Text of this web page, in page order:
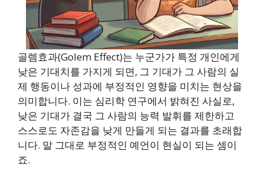
골렘효과(Golem Effect)는 누군가가 특정 개인에게
낮은 기대치를 가지게 되면, 그 기대가 그 사람의 실
제 행동이나 성과에 부정적인 영향을 미치는 현상을
의미합니다. 이는 심리학 연구에서 밝혀진 사실로,
낮은 기대가 결국 그 사람의 능력 발휘를 제한하고
스스로도 자존감을 낮게 만들게 되는 결과를 초래합
니다. 말 그대로 부정적인 예언이 현실이 되는 셈이
죠.